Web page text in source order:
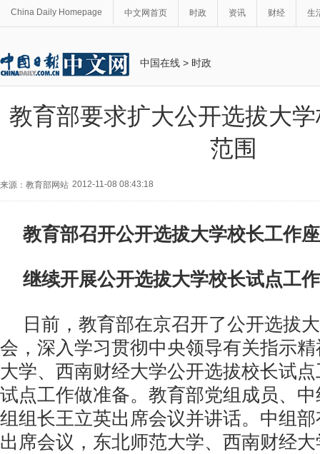
China Daily Homepage 中文网首页 时政 资讯 财经 生
中国在线 > 时政
教育部要求扩大公开选拔大
范围
来源：教育部网站 2012-11-08 08:43:18
教育部召开公开选拔大学校长工作
继续开展公开选拔大学校长试点工作
日前，教育部在京召开了公开选拔
会，深入学习贯彻中央领导有关指示
大学、西南财经大学公开选拔校长试
试点工作做准备。教育部党组成员、
组组长王立英出席会议并讲话。中组
出席会议，东北师范大学、西南财经